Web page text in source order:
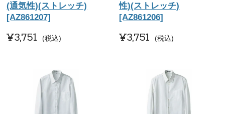
(通気性)(ストレッチ)
[AZ861207]
¥3,751 税込
性)(ストレッチ)
[AZ861206]
¥3,751 税込